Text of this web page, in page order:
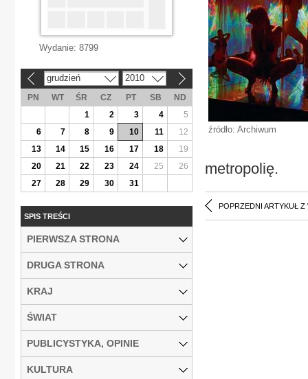
źródło: Archiwum
metropolię.
POPRZEDNI ARTYKUŁ Z
Wydanie: 8799
grudzień 2010
PN WT ŚR CZ PT SB
ND
1
2 3 4
5
6
7 8 9 10 11
12
13
14 15 16 17 18
19
20
21 22 23 24 25
26
27
28 29 30 31
SPIS TREŚCI
PIERWSZA STRONA
DRUGA STRONA
KRAJ
ŚWIAT
PUBLICYSTYKA, OPINIE
KULTURA